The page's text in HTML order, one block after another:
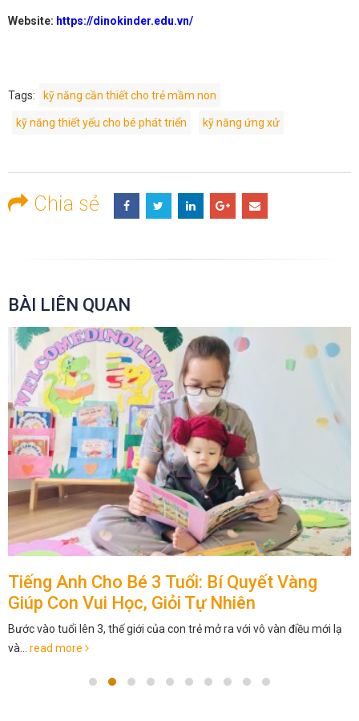
Website: https://dinokinder.edu.vn/
Tags: kỹ năng cần thiết cho trẻ mầm non
kỹ năng thiết yếu cho bé phát triển kỹ năng ứng xử
Chia sẻ
BÀI LIÊN QUAN
Tiếng Anh Cho Bé 3 Tuổi: Bí Quyết Vàng
Giúp Con Vui Học, Giỏi Tự Nhiên
Bước vào tuổi lên 3, thế giới của con trẻ mở ra với vô vàn điều mới lạ
và... read more